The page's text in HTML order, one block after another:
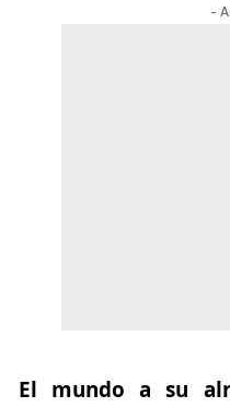
-
El mundo a su